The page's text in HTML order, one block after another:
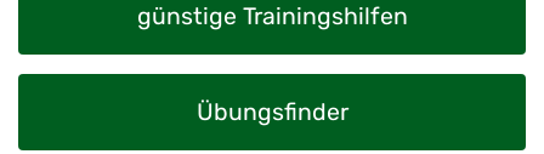
günstige Trainingshilfen
Übungsfinder